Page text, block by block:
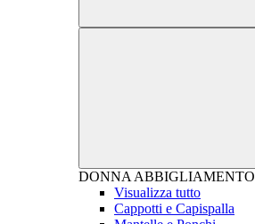
DONNA ABBIGLIAMENTO
Visualizza tutto
Cappotti e Capispalla